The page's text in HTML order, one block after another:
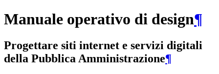
Manuale operativo di design¶
Progettare siti internet e servizi digitali
della Pubblica Amministrazione¶